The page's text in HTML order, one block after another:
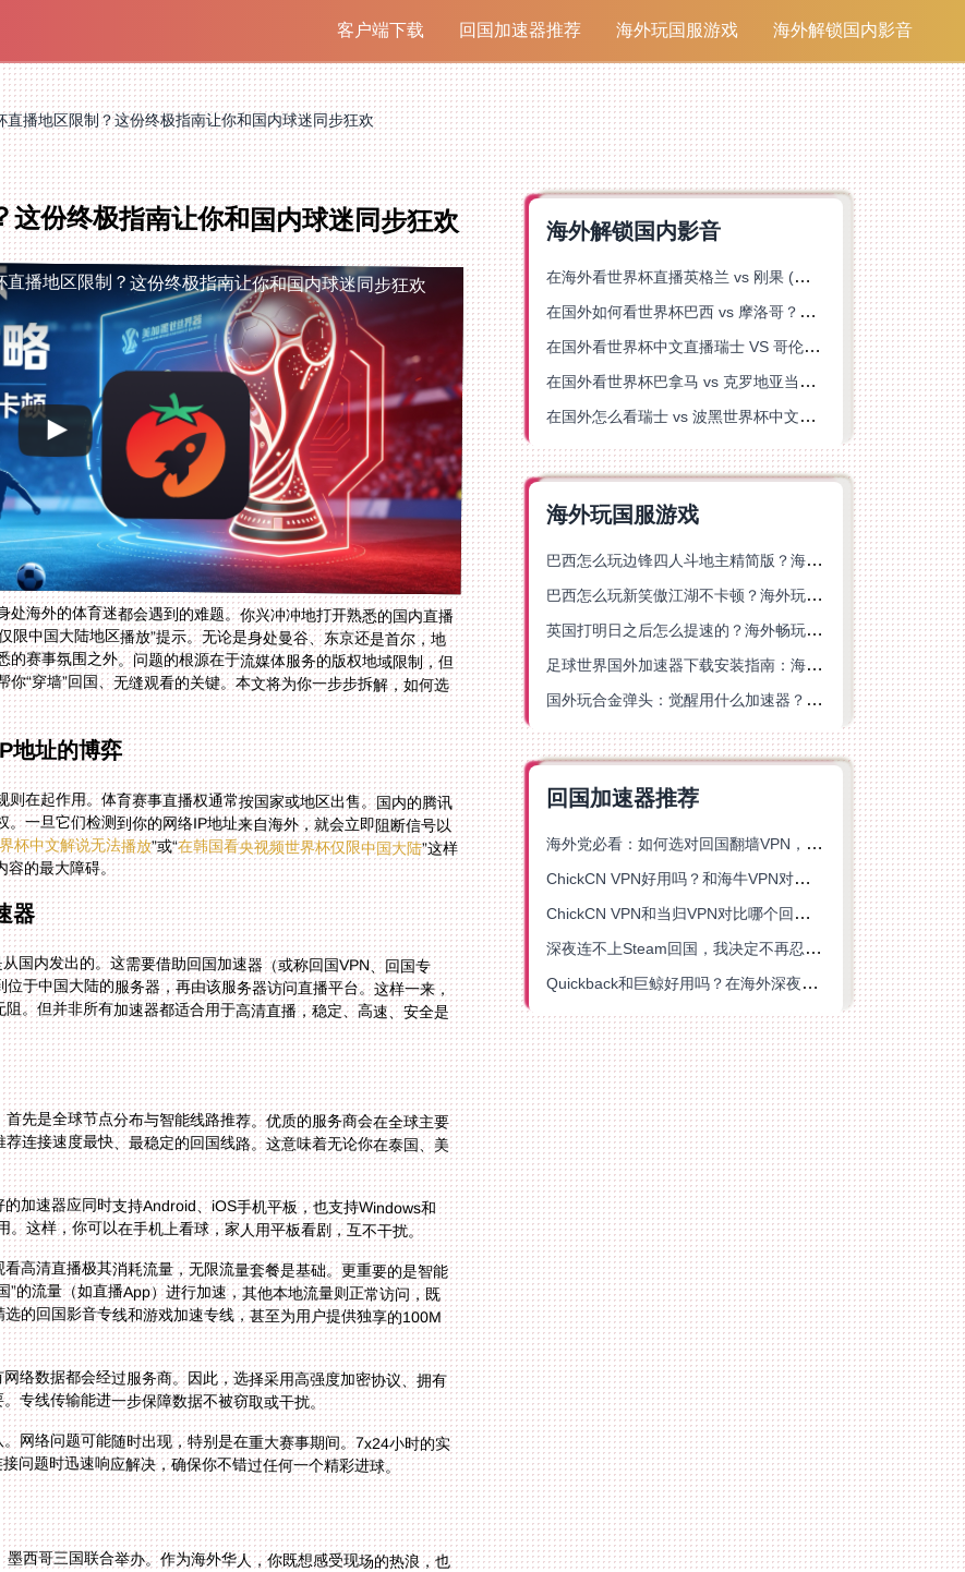
客户端下载 回国加速器推荐 海外玩国服游戏 海外解锁国内影音
直播地区限制？这份终极指南让你和国内球迷同步狂欢
份终极指南让你和国内球迷同步狂欢
直播地区限制？这份终极指南让你和国内球迷同步狂欢
海外的体育迷都会遇到的难题。你兴冲冲地打开熟悉的国内直播
限中国大陆地区播放”提示。无论是身处曼谷、东京还是首尔，地
赛事氛围之外。问题的根源在于流媒体服务的版权地域限制，但
“穿墙”回国、无缝观看的关键。本文将为你一步步拆解，如何选
地址的博弈
在起作用。体育赛事直播权通常按国家或地区出售。国内的腾讯
一旦它们检测到你的网络IP地址来自海外，就会立即阻断信号以
杯中文解说无法播放”或“在韩国看央视频世界杯仅限中国大陆”这样
容的最大障碍。
器
国内发出的。这需要借助回国加速器（或称回国VPN、回国专
于中国大陆的服务器，再由该服务器访问直播平台。这样一来，
。但并非所有加速器都适合用于高清直播，稳定、高速、安全是
先是全球节点分布与智能线路推荐。优质的服务商会在全球主要
连接速度最快、最稳定的回国线路。这意味着无论你在泰国、美
加速器应同时支持Android、iOS手机平板，也支持Windows和
这样，你可以在手机上看球，家人用平板看剧，互不干扰。
高清直播极其消耗流量，无限流量套餐是基础。更重要的是智能
”的流量（如直播App）进行加速，其他本地流量则正常访问，既
的回国影音专线和游戏加速专线，甚至为用户提供独享的100M
络数据都会经过服务商。因此，选择采用高强度加密协议、拥有
专线传输能进一步保障数据不被窃取或干扰。
网络问题可能随时出现，特别是在重大赛事期间。7x24小时的实
问题时迅速响应解决，确保你不错过任何一个精彩进球。
西哥三国联合举办。作为海外华人，你既想感受现场的热浪，也
。届时，版权争夺将更加激烈，地区限制只会更严。你提前在手
多，打开加速器，它自动为你匹配了到上海服务器的低延迟专
质毫无缓冲。因为支持多设备同时连接，你在客厅用电视投屏观
智能分流确保了你同时进行的本地网页浏览不受任何影响。整个
海外解锁国内影音
在海外看世界杯直播英格兰 vs 刚果 (金)当前地区不可播放？这篇指南帮你突破所有限制
在国外如何看世界杯巴西 vs 摩洛哥？海外党专属体育观赛指南来了
在国外看世界杯中文直播瑞士 VS 哥伦比亚当前地区不可播放？这篇指南帮你搞定
在国外看世界杯巴拿马 vs 克罗地亚当前地区不可播放？这篇指南帮你轻松解决海外体育直播难题
在国外怎么看瑞士 vs 波黑世界杯中文解说？这篇指南帮你搞定所有地区限制问题
海外玩国服游戏
巴西怎么玩边锋四人斗地主精简版？海外游戏党的加速器终极选择
巴西怎么玩新笑傲江湖不卡顿？海外玩家国服游戏加速终极指南（附猫和老鼠一梦江湖实测）
英国打明日之后怎么提速的？海外畅玩国服游戏终极指南
足球世界国外加速器下载安装指南：海外党畅玩国服游戏的终极解决方案
国外玩合金弹头：觉醒用什么加速器？一份写给海外游子的畅玩指南
回国加速器推荐
海外党必看：如何选对回国翻墙VPN，无缝解锁国内资源？
ChickCN VPN好用吗？和海牛VPN对比哪个回国效果更好？
ChickCN VPN和当归VPN对比哪个回国效果更好？海外党亲测后选了它
深夜连不上Steam回国，我决定不再忍受这数字鸿沟
Quickback和巨鲸好用吗？在海外深夜想刷B站、追爱奇艺的你，或许正需要这份答案